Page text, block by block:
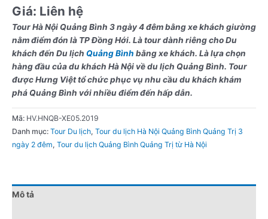
Giá: Liên hệ
Tour Hà Nội Quảng Bình 3 ngày 4 đêm bằng xe khách giường
nằm điểm đón là TP Đồng Hới. Là tour dành riêng cho Du
khách đến Du lịch Quảng Bình bằng xe khách. Là lựa chọn
hàng đầu của du khách Hà Nội về du lịch Quảng Bình. Tour
được Hưng Việt tổ chức phục vụ nhu cầu du khách khám
phá Quảng Bình với nhiều điểm đến hấp dẫn.
Mã: HV.HNQB-XE05.2019
Danh mục: Tour Du lịch, Tour du lịch Hà Nội Quảng Bình Quảng Trị 3
ngày 2 đêm, Tour du lịch Quảng Bình Quảng Trị từ Hà Nội
Mô tả